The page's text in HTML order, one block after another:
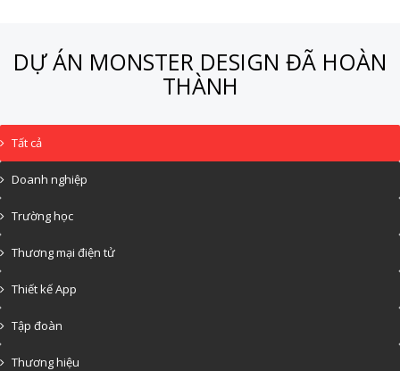
DỰ ÁN MONSTER DESIGN ĐÃ HOÀN
THÀNH
Tất cả
Doanh nghiệp
Trường học
Thương mại điện tử
Thiết kế App
Tập đoàn
Thương hiệu